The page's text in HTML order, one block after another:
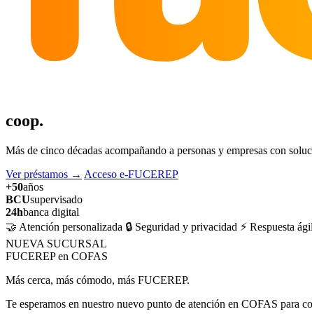
coop.
Más de cinco décadas acompañando a personas y empresas con
Ver préstamos → Acceso e-FUCEREP
+50años
BCUsupervisado
24hbanca digital
🤝 Atención personalizada 🔒 Seguridad y privacidad ⚡ Respuesta ágil
NUEVA SUCURSAL
FUCEREP en COFAS
Más cerca, más cómodo, más FUCEREP.
Te esperamos en nuestro nuevo punto de atención en COFAS para